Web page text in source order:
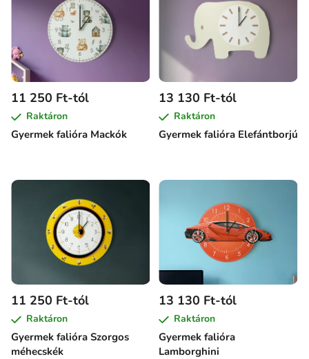
Gyermek falióra Mackók
11 250 Ft-tól
Raktáron
Gyermek falióra Elefántborjú
13 130 Ft-tól
Raktáron
Gyermek falióra Szorgos
méhecskék
11 250 Ft-tól
Raktáron
Gyermek falióra
Lamborghini
13 130 Ft-tól
Raktáron